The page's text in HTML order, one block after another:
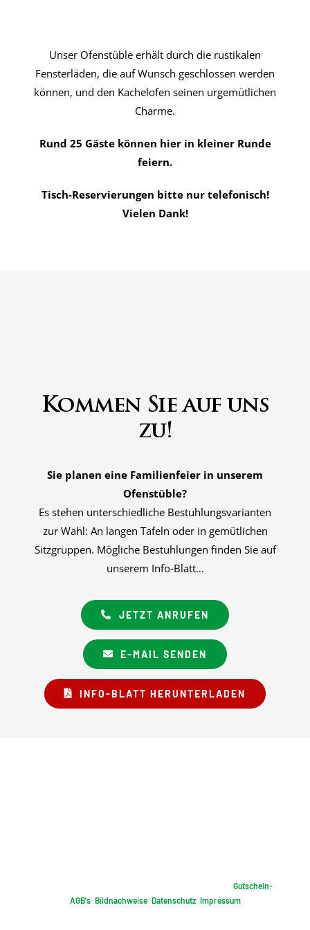
Unser Ofenstüble erhält durch die rustikalen
Fensterläden, die auf Wunsch geschlossen werden
können, und den Kachelofen seinen urgemütlichen
Charme.
Rund 25 Gäste können hier in kleiner Runde
feiern.
Tisch-Reservierungen bitte nur telefonisch!
Vielen Dank!
Kommen Sie auf uns
zu!
Sie planen eine Familienfeier in unserem
Ofenstüble?
Es stehen unterschiedliche Bestuhlungsvarianten
zur Wahl: An langen Tafeln oder in gemütlichen
Sitzgruppen. Mögliche Bestuhlungen finden Sie auf
unserem Info-Blatt…
JETZT ANRUFEN
E-MAIL SENDEN
INFO-BLATT HERUNTERLADEN
Gutschein-
AGB's| Bildnachweise| Datenschutz| Impressum